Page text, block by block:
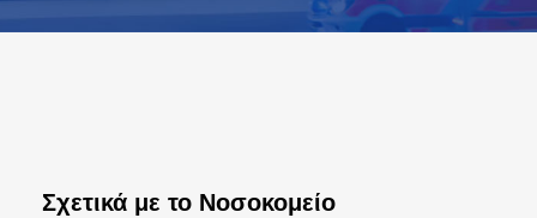
Σχετικά με το Νοσοκομείο